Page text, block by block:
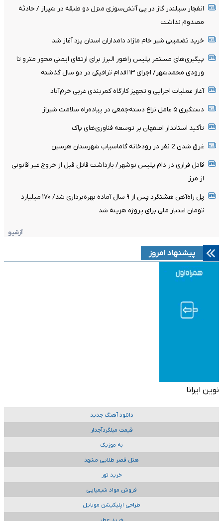
انفجار سیلندر گاز در پی آتش‌سوزی منزل دو طبقه در شیراز / حادثه
مصدوم نداشت
خرید تضمینی شیر خام مازاد دامداران استان یزد آغاز شد
پیگیری‌های مستمر پلیس راهور البرز برای ارتقای ایمنی محور مترو تا
ورودی محمدشهر/ اجرای ۱۳ اقدام ترافیکی در دو سال گذشته
آغاز عملیات اجرایی و تجهیز کارگاه کمربندی غربی خرم‌آباد
دستگیری ۵ عامل نزاع دسته‌جمعی در پیاده‌راه سلامت شیراز
تأکید استاندار اصفهان بر توسعه فناوری‌های پاک
غرق شدن 2 نفر در رودخانه گاماسیاب شهرستان هرسین
قاتل فراری در دام پلیس نوشهر/ بازداشت قاتل قبل از خروج غیر قانونی
از مرز
پل راه‌آهن هشتگرد پس از ۹ سال آماده بهره‌برداری شد/ ۱۷۰ میلیارد
تومان اعتبار ملی برای پروژه هزینه شد
آرشیو
پیشنهاد امروز
نوین ایرانا
دانلود آهنگ جدید
قیمت میلگردآجدار
به موزیک
هتل قصر طلایی مشهد
خرید تور
فروش مواد شیمیایی
طراحی اپلیکیشن موبایل